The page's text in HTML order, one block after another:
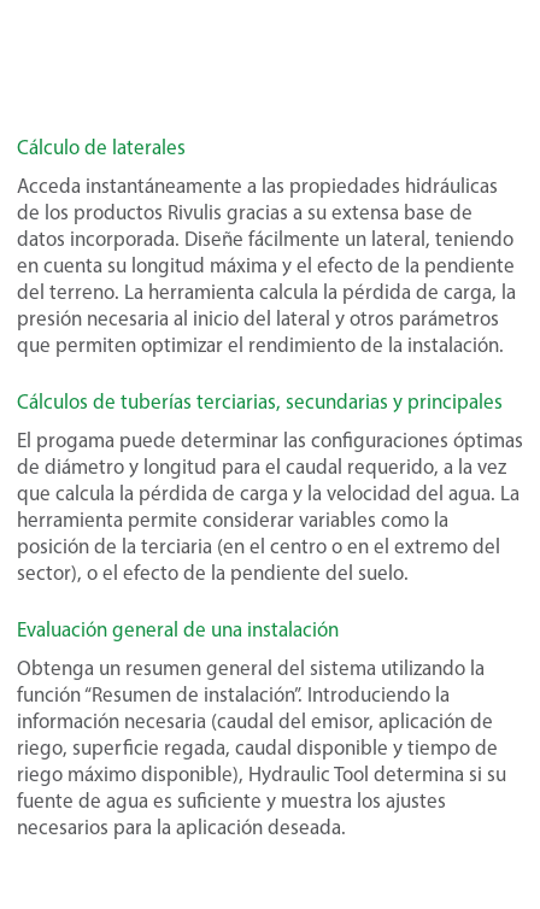
Cálculo de laterales
Acceda instantáneamente a las propiedades hidráulicas
de los productos Rivulis gracias a su extensa base de
datos incorporada. Diseñe fácilmente un lateral, teniendo
en cuenta su longitud máxima y el efecto de la pendiente
del terreno. La herramienta calcula la pérdida de carga, la
presión necesaria al inicio del lateral y otros parámetros
que permiten optimizar el rendimiento de la instalación.
Cálculos de tuberías terciarias, secundarias y principales
El progama puede determinar las configuraciones óptimas
de diámetro y longitud para el caudal requerido, a la vez
que calcula la pérdida de carga y la velocidad del agua. La
herramienta permite considerar variables como la
posición de la terciaria (en el centro o en el extremo del
sector), o el efecto de la pendiente del suelo.
Evaluación general de una instalación
Obtenga un resumen general del sistema utilizando la
función “Resumen de instalación”. Introduciendo la
información necesaria (caudal del emisor, aplicación de
riego, superficie regada, caudal disponible y tiempo de
riego máximo disponible), Hydraulic Tool determina si su
fuente de agua es suficiente y muestra los ajustes
necesarios para la aplicación deseada.